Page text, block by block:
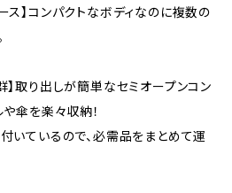
ス】コンパクトなボディなのに複数の
】取り出しが簡単なセミオープンコン
傘を楽々収納！
いているので、必需品をまとめて運